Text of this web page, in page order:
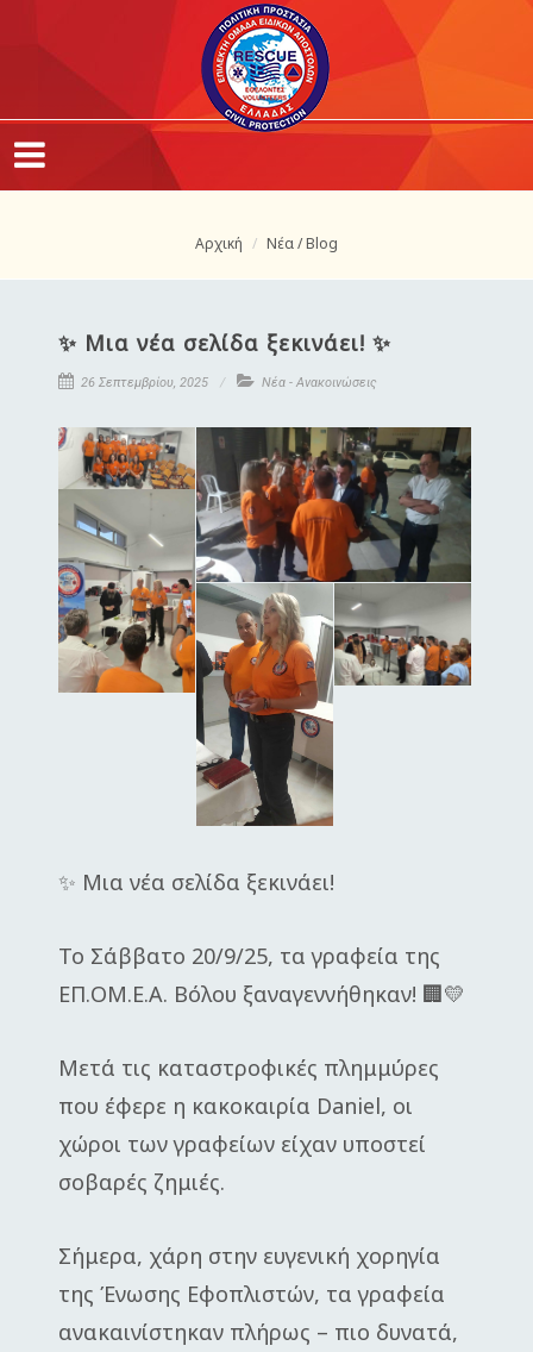
Αρχική Νέα / Blog
✨ Μια νέα σελίδα ξεκινάει! ✨
26 Σεπτεμβρίου, 2025 Νέα - Ανακοινώσεις
✨ Μια νέα σελίδα ξεκινάει!
Το Σάββατο 20/9/25, τα γραφεία της
ΕΠ.ΟΜ.Ε.Α. Βόλου ξαναγεννήθηκαν! 🏢💛
Μετά τις καταστροφικές πλημμύρες
που έφερε η κακοκαιρία Daniel, οι
χώροι των γραφείων είχαν υποστεί
σοβαρές ζημιές.
Σήμερα, χάρη στην ευγενική χορηγία
της Ένωσης Εφοπλιστών, τα γραφεία
ανακαινίστηκαν πλήρως – πιο δυνατά,